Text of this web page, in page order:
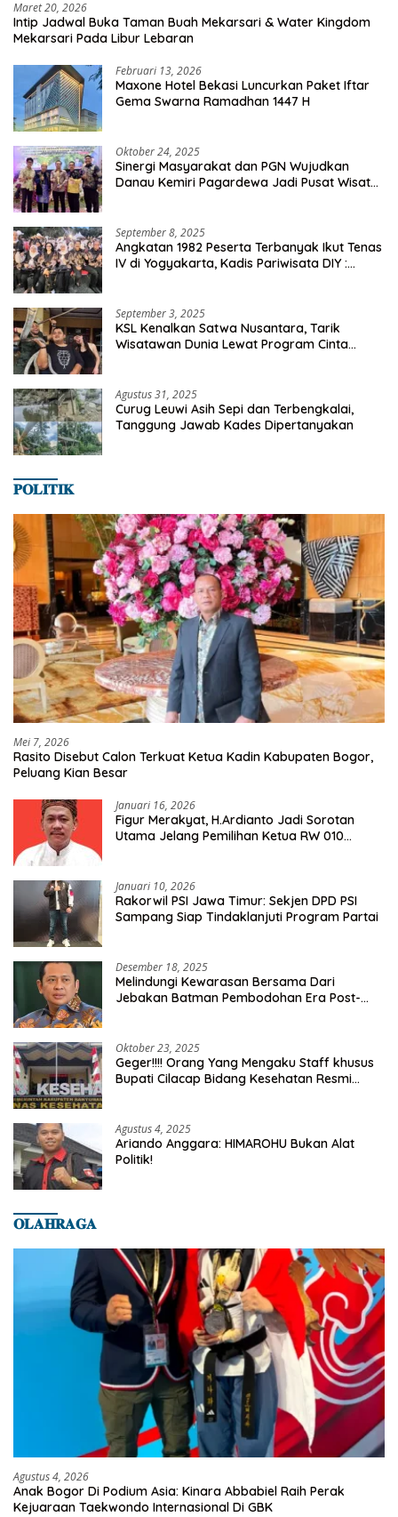
Maret 20, 2026
Intip Jadwal Buka Taman Buah Mekarsari & Water Kingdom
Mekarsari Pada Libur Lebaran
Februari 13, 2026
Maxone Hotel Bekasi Luncurkan Paket Iftar
Gema Swarna Ramadhan 1447 H
Oktober 24, 2025
Sinergi Masyarakat dan PGN Wujudkan
Danau Kemiri Pagardewa Jadi Pusat Wisata
September 8, 2025
Angkatan 1982 Peserta Terbanyak Ikut Tenas
IV di Yogyakarta, Kadis Pariwisata DIY :
September 3, 2025
KSL Kenalkan Satwa Nusantara, Tarik
Wisatawan Dunia Lewat Program Cinta
Agustus 31, 2025
Curug Leuwi Asih Sepi dan Terbengkalai,
Tanggung Jawab Kades Dipertanyakan
𝐏𝐎𝐋𝐈𝐓𝐈𝐊
Mei 7, 2026
Rasito Disebut Calon Terkuat Ketua Kadin Kabupaten Bogor,
Peluang Kian Besar
Januari 16, 2026
Figur Merakyat, H.Ardianto Jadi Sorotan
Utama Jelang Pemilihan Ketua RW 010
Januari 10, 2026
Rakorwil PSI Jawa Timur: Sekjen DPD PSI
Sampang Siap Tindaklanjuti Program Partai
Desember 18, 2025
Melindungi Kewarasan Bersama Dari
Jebakan Batman Pembodohan Era Post-
Oktober 23, 2025
Geger!!!! Orang Yang Mengaku Staff khusus
Bupati Cilacap Bidang Kesehatan Resmi
Agustus 4, 2025
Ariando Anggara: HIMAROHU Bukan Alat
Politik!
𝐎𝐋𝐀𝐇𝐑𝐀𝐆𝐀
Agustus 4, 2026
Anak Bogor Di Podium Asia: Kinara Abbabiel Raih Perak
Kejuaraan Taekwondo Internasional Di GBK